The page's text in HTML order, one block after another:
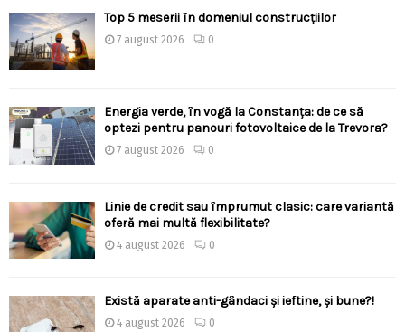
Top 5 meserii în domeniul construcțiilor
7 august 2026 0
Energia verde, în vogă la Constanța: de ce să
optezi pentru panouri fotovoltaice de la Trevora?
7 august 2026 0
Linie de credit sau împrumut clasic: care variantă
oferă mai multă flexibilitate?
4 august 2026 0
Există aparate anti-gândaci și ieftine, și bune?!
4 august 2026 0